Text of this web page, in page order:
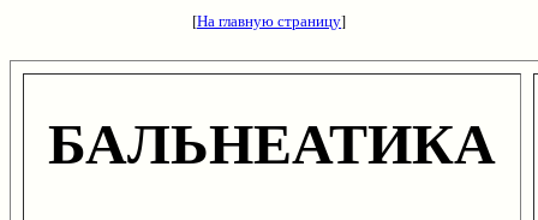
[На главную страницу]
БАЛЬНЕАТИКА